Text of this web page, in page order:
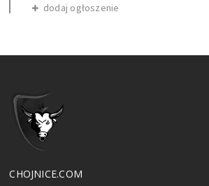
dodaj ogłoszenie
CHOJNICE.COM